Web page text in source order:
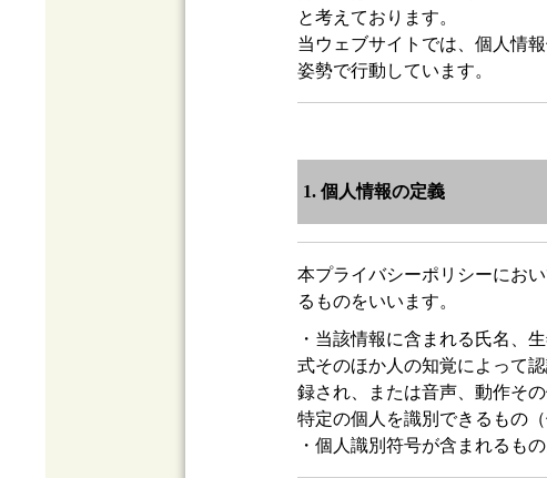
と考えております。
当ウェブサイトでは、個人情
姿勢で行動しています。
1. 個人情報の定義
本プライバシーポリシーにお
るものをいいます。
・当該情報に含まれる氏名、
式そのほか人の知覚によって
録され、または音声、動作そ
特定の個人を識別できるもの
・個人識別符号が含まれるもの